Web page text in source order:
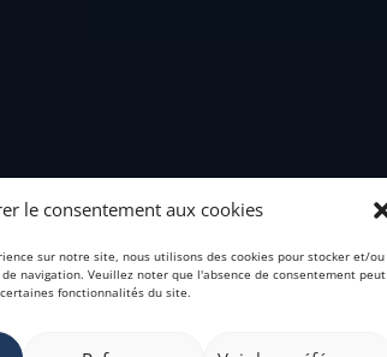
le consentement aux cookies
sur notre site, nous utilisons des cookies pour stocker et/ou
navigation. Veuillez noter que l'absence de consentement peut
fonctionnalités du site.